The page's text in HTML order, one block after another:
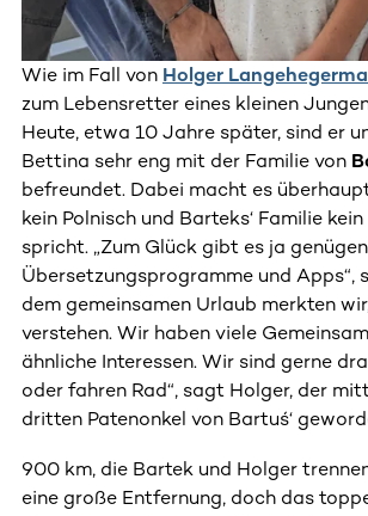
Wie im Fall von Holger
zum Lebensretter eines kleinen
Heute, etwa 10 Jahre später, sind er
Bettina sehr eng mit der Familie von
befreundet. Dabei macht es
kein Polnisch und Barteks‘ Familie
spricht. „Zum Glück gibt es ja
Übersetzungsprogramme und Apps“,
dem gemeinsamen Urlaub merkten
verstehen. Wir haben viele
ähnliche Interessen. Wir sind gerne
oder fahren Rad“, sagt Holger, der
dritten Patenonkel von Bartuś‘
900 km, die Bartek und Holger
eine große Entfernung, doch das